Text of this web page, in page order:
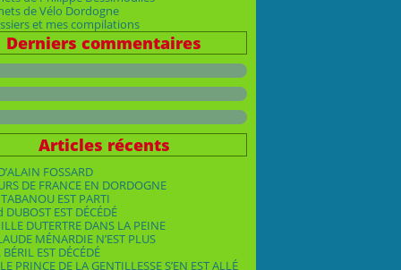
de Vélo Dordogne
et mes compilations
Derniers commentaires
Articles récents
FOSSARD
DE FRANCE EN DORDOGNE
EST PARTI
EST DÉCÉDÉ
DUTERTRE DANS LA PEINE
MÉNARDIE N’EST PLUS
EST DÉCÉDÉ
PRINCE DE LA GENTILLESSE S’EN EST ALLÉ